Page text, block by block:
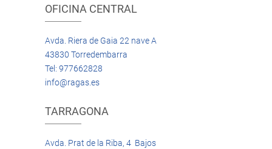
OFICINA CENTRAL
Avda. Riera de Gaia 22 nave A
43830 Torredembarra
Tel: 977662828
info@ragas.es
TARRAGONA
Avda. Prat de la Riba, 4 Bajos